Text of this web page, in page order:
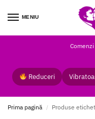
MENIU
Reduceri
Prima pagină / Produse